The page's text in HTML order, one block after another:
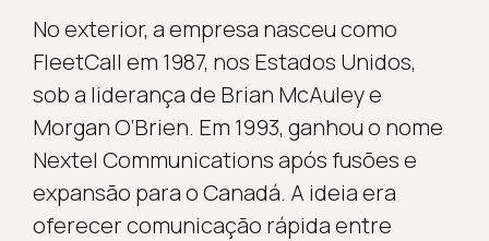
No exterior, a empresa nasceu como
FleetCall em 1987, nos Estados Unidos,
sob a liderança de Brian McAuley e
Morgan O’Brien. Em 1993, ganhou o nome
Nextel Communications após fusões e
expansão para o Canadá. A ideia era
oferecer comunicação rápida entre